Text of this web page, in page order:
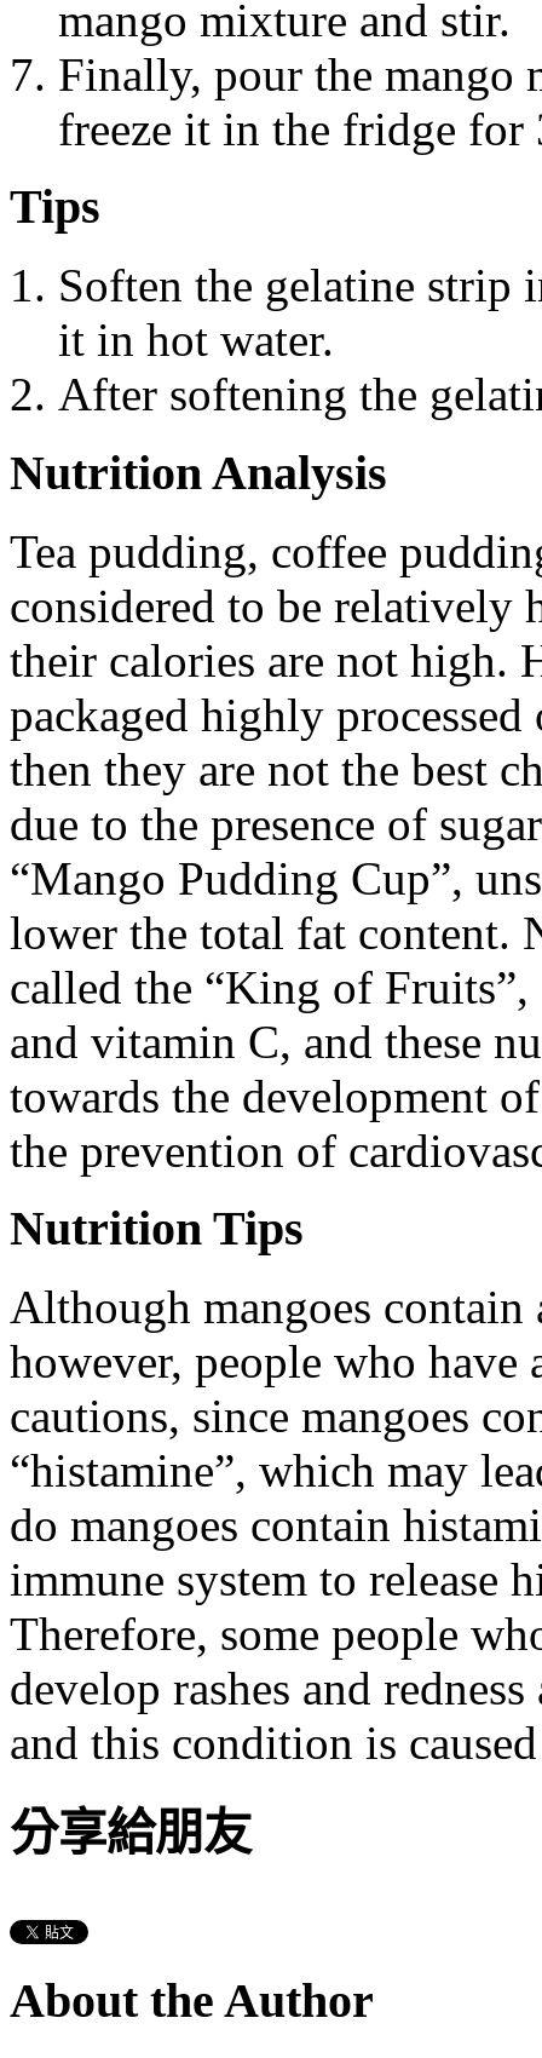
mango mixture and stir.
Finally, pour the mango
freeze it in the fridge for
Tips
Soften the gelatine strip
it in hot water.
After softening the
Nutrition Analysis
Tea pudding, coffee
considered to be relatively
their calories are not high.
packaged highly
then they are not the best
due to the presence of
“Mango Pudding Cup”,
lower the total fat content.
called the “King of
and vitamin C, and these
towards the development
the prevention of
Nutrition Tips
Although mangoes
however, people who have
cautions, since mangoes
“histamine”, which may
do mangoes contain
immune system to release
Therefore, some people
develop rashes and
and this condition is
分享給朋友
About the Author